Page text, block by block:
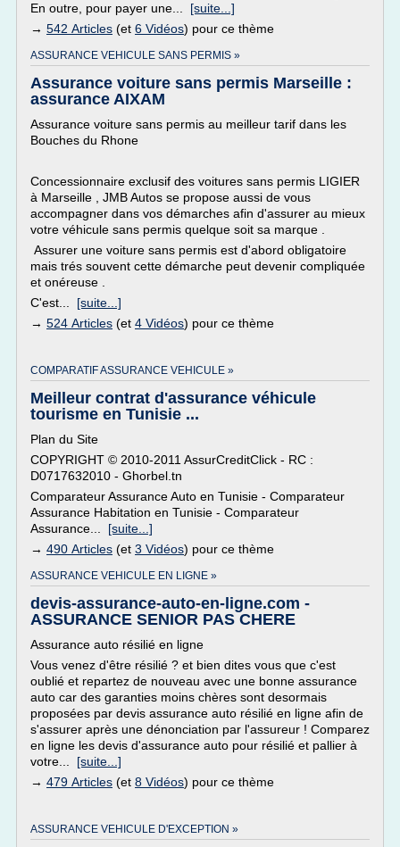
En outre, pour payer une... [suite...]
→ 542 Articles (et 6 Vidéos) pour ce thème
ASSURANCE VEHICULE SANS PERMIS »
Assurance voiture sans permis Marseille :
assurance AIXAM
Assurance voiture sans permis au meilleur tarif dans les
Bouches du Rhone
Concessionnaire exclusif des voitures sans permis LIGIER
à Marseille , JMB Autos se propose aussi de vous
accompagner dans vos démarches afin d'assurer au mieux
votre véhicule sans permis quelque soit sa marque .
Assurer une voiture sans permis est d'abord obligatoire
mais trés souvent cette démarche peut devenir compliquée
et onéreuse .
C'est... [suite...]
→ 524 Articles (et 4 Vidéos) pour ce thème
COMPARATIF ASSURANCE VEHICULE »
Meilleur contrat d'assurance véhicule
tourisme en Tunisie ...
Plan du Site
COPYRIGHT © 2010-2011 AssurCreditClick - RC :
D0717632010 - Ghorbel.tn
Comparateur Assurance Auto en Tunisie - Comparateur
Assurance Habitation en Tunisie - Comparateur
Assurance... [suite...]
→ 490 Articles (et 3 Vidéos) pour ce thème
ASSURANCE VEHICULE EN LIGNE »
devis-assurance-auto-en-ligne.com -
ASSURANCE SENIOR PAS CHERE
Assurance auto résilié en ligne
Vous venez d'être résilié ? et bien dites vous que c'est
oublié et repartez de nouveau avec une bonne assurance
auto car des garanties moins chères sont desormais
proposées par devis assurance auto résilié en ligne afin de
s'assurer après une dénonciation par l'assureur ! Comparez
en ligne les devis d'assurance auto pour résilié et pallier à
votre... [suite...]
→ 479 Articles (et 8 Vidéos) pour ce thème
ASSURANCE VEHICULE D'EXCEPTION »